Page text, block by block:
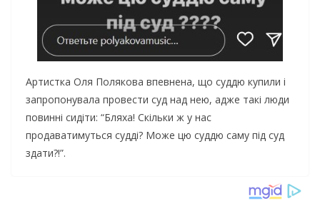
Артистка Оля Полякова впевнена, що суддю купили і
запропонувала провести суд над нею, адже такі люди
повинні сидіти: “Бляха! Скільки ж у нас
продаватимуться судді? Може цю суддю саму під суд
здати?!”.